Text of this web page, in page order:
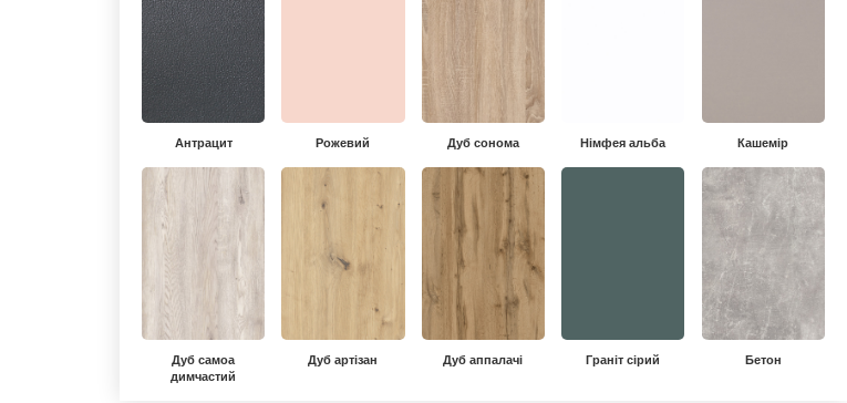
Антрацит Рожевий Дуб сонома Німфея альба Кашемір
Дуб самоа
димчастий
Дуб артізан Дуб аппалачі Граніт сірий Бетон